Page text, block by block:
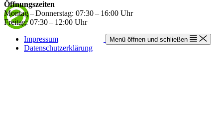
Menü öffnen und schließen
Öffnungszeiten
Montag – Donnerstag: 07:30 – 16:00 Uhr
Freitag: 07:30 – 12:00 Uhr
Impressum
Datenschutzerklärung